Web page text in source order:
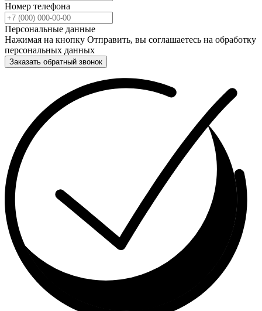
Номер телефона
Персональные данные
Нажимая на кнопку Отправить, вы соглашаетесь на обработку
персональных данных
Заказать обратный звонок